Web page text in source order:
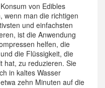
von Edibles
wenn man die richtigen
und einfachsten
ist die Anwendung
helfen, die
die Flüssigkeit, die
hat, zu reduzieren. Sie
in kaltes Wasser
zehn Minuten auf die